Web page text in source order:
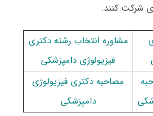
شرکت کنند.
مشاوره انتخاب رشته دکتری
ﻓﻴﺰﻳﻮﻟﻮژی دامپزشکی
مصاحبه دکتری ﻓﻴﺰﻳﻮﻟﻮژی
دامپزشکی